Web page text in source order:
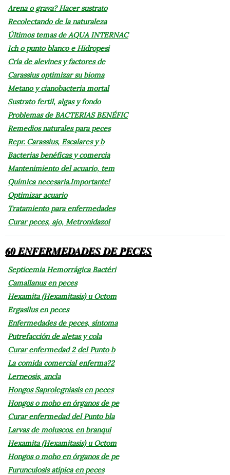
Arena o grava? Hacer sustrato
Recolectando de la naturaleza
Últimos temas de AQUA INTERNAC
Ich o punto blanco e Hidropesi
Cría de alevines y factores de
Carassius optimizar su bioma
Metano y cianobacteria mortal
Sustrato fertil, algas y fondo
Problemas de BACTERIAS BENÉFIC
Remedios naturales para peces
Repr. Carassius, Escalares y b
Bacterias benéficas y comercia
Mantenimiento del acuario, tem
Química necesaria.Importante!
Optimizar acuario
Tratamiento para enfermedades
Curar peces, ajo, Metronidazol
60 ENFERMEDADES DE PECES
Septicemia Hemorrágica Bactéri
Camallanus en peces
Hexamita (Hexamitasis) u Octom
Ergasilus en peces
Enfermedades de peces, síntoma
Putrefacción de aletas y cola
Curar enfermedad 2 del Punto b
La comida comercial enferma?2
Lerneosis, ancla
Hongos Saprolegniasis en peces
Hongos o moho en órganos de pe
Curar enfermedad del Punto bla
Larvas de moluscos. en branqui
Hexamita (Hexamitasis) u Octom
Hongos o moho en órganos de pe
Furunculosis atípica en peces